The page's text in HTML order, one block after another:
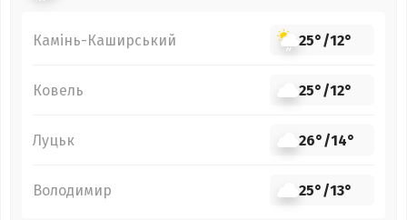
Камінь-Каширський 25°/12°
Ковель 25°/12°
Луцьк 26°/14°
Володимир 25°/13°